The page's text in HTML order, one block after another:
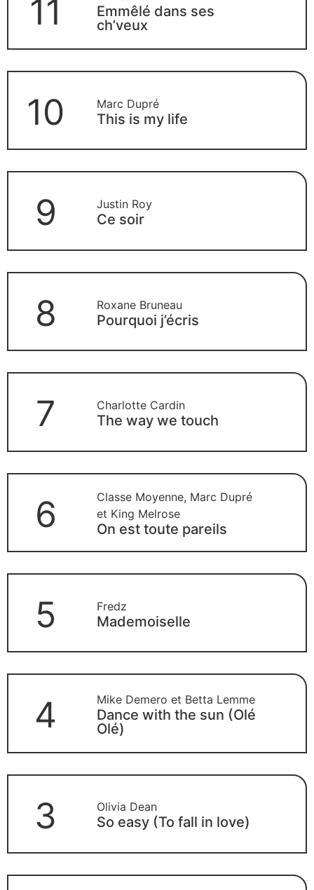
11
Emmêlé dans ses
ch’veux
10 Marc Dupré
This is my life
9 Justin Roy
Ce soir
8 Roxane Bruneau
Pourquoi j’écris
7 Charlotte Cardin
The way we touch
6
Classe Moyenne, Marc Dupré
et King Melrose
On est toute pareils
5 Fredz
Mademoiselle
4 Mike Demero et Betta Lemme
Dance with the sun (Olé
Olé)
3 Olivia Dean
So easy (To fall in love)